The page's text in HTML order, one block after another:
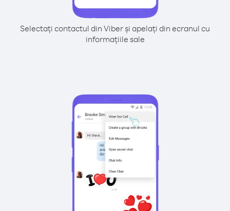
Selectați contactul din Viber și apelați din ecranul cu
informațiile sale